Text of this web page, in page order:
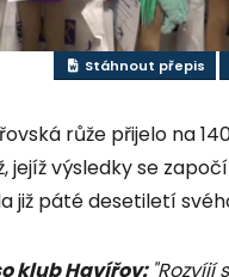
Stáhnout přepis
růže přijelo na
jejíž výsledky se
již páté desetiletí
klub Havířov: "Rozvíjí